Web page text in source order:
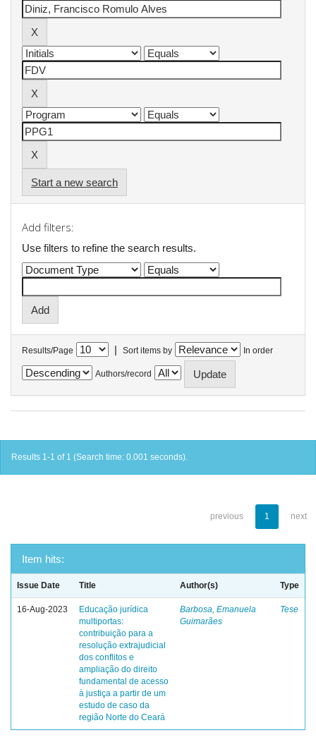
Start a new search
Add filters:
Use filters to refine the search results.
Results/Page | Sort items by In order
Authors/record
Results 1-1 of 1 (Search time: 0.001 seconds).
previous 1 next
Item hits:
Issue Date Title Author(s) Type
16-Aug-2023
Educação jurídica
multiportas:
contribuição para a
resolução extrajudicial
dos conflitos e
ampliação do direito
fundamental de acesso
à justiça a partir de um
estudo de caso da
região Norte do Ceará
Barbosa, Emanuela
Guimarães
Tese